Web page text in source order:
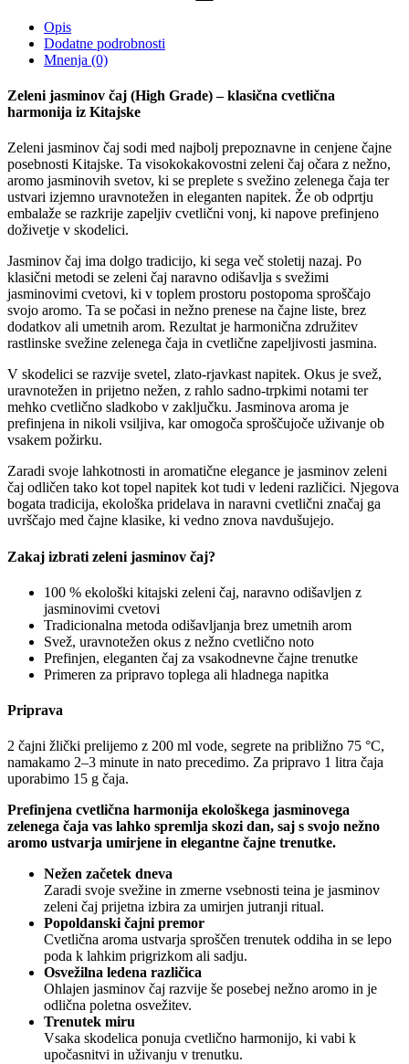
Opis
Dodatne podrobnosti
Mnenja (0)
Zeleni jasminov čaj (High Grade) – klasična cvetlična
harmonija iz Kitajske
Zeleni jasminov čaj sodi med najbolj prepoznavne in cenjene čajne
posebnosti Kitajske. Ta visokokakovostni zeleni čaj očara z nežno,
aromo jasminovih svetov, ki se preplete s svežino zelenega čaja ter
ustvari izjemno uravnotežen in eleganten napitek. Že ob odprtju
embalaže se razkrije zapeljiv cvetlični vonj, ki napove prefinjeno
doživetje v skodelici.
Jasminov čaj ima dolgo tradicijo, ki sega več stoletij nazaj. Po
klasični metodi se zeleni čaj naravno odišavlja s svežimi
jasminovimi cvetovi, ki v toplem prostoru postopoma sproščajo
svojo aromo. Ta se počasi in nežno prenese na čajne liste, brez
dodatkov ali umetnih arom. Rezultat je harmonična združitev
rastlinske svežine zelenega čaja in cvetlične zapeljivosti jasmina.
V skodelici se razvije svetel, zlato-rjavkast napitek. Okus je svež,
uravnotežen in prijetno nežen, z rahlo sadno-trpkimi notami ter
mehko cvetlično sladkobo v zaključku. Jasminova aroma je
prefinjena in nikoli vsiljiva, kar omogoča sproščujoče uživanje ob
vsakem požirku.
Zaradi svoje lahkotnosti in aromatične elegance je jasminov zeleni
čaj odličen tako kot topel napitek kot tudi v ledeni različici. Njegova
bogata tradicija, ekološka pridelava in naravni cvetlični značaj ga
uvrščajo med čajne klasike, ki vedno znova navdušujejo.
Zakaj izbrati zeleni jasminov čaj?
100 % ekološki kitajski zeleni čaj, naravno odišavljen z
jasminovimi cvetovi
Tradicionalna metoda odišavljanja brez umetnih arom
Svež, uravnotežen okus z nežno cvetlično noto
Prefinjen, eleganten čaj za vsakodnevne čajne trenutke
Primeren za pripravo toplega ali hladnega napitka
Priprava
2 čajni žlički prelijemo z 200 ml vode, segrete na približno 75 °C,
namakamo 2–3 minute in nato precedimo. Za pripravo 1 litra čaja
uporabimo 15 g čaja.
Prefinjena cvetlična harmonija ekološkega jasminovega
zelenega čaja vas lahko spremlja skozi dan, saj s svojo nežno
aromo ustvarja umirjene in elegantne čajne trenutke.
Nežen začetek dneva
Zaradi svoje svežine in zmerne vsebnosti teina je jasminov
zeleni čaj prijetna izbira za umirjen jutranji ritual.
Popoldanski čajni premor
Cvetlična aroma ustvarja sproščen trenutek oddiha in se lepo
poda k lahkim prigrizkom ali sadju.
Osvežilna ledena različica
Ohlajen jasminov čaj razvije še posebej nežno aromo in je
odlična poletna osvežitev.
Trenutek miru
Vsaka skodelica ponuja cvetlično harmonijo, ki vabi k
upočasnitvi in uživanju v trenutku.